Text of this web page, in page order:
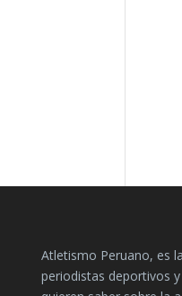
Atletismo Peruano, es
periodistas deportivos